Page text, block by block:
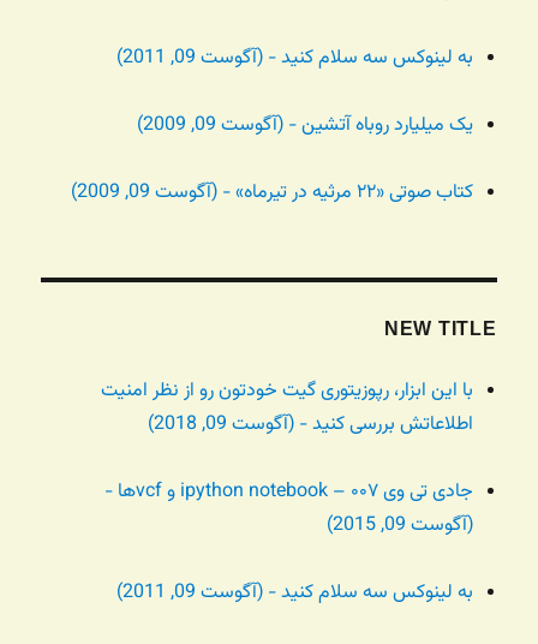
به لینوکس سه سلام کنید - (آگوست 09, 2011)
یک میلیارد روباه آتشین - (آگوست 09, 2009)
کتاب صوتی «۲۲ مرثیه در تیرماه» - (آگوست 09, 2009)
NEW TITLE
با این ابزار، رپوزیتوری گیت خودتون رو از نظر امنیت
اطلاعاتش بررسی کنید - (آگوست 09, 2018)
جادی تی وی ۰۰۷ – ipython notebook و vcfها -
(آگوست 09, 2015)
به لینوکس سه سلام کنید - (آگوست 09, 2011)